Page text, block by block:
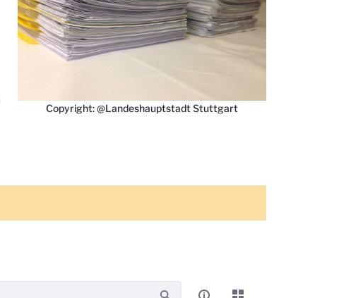
Copyright: @Landeshauptstadt Stuttgart